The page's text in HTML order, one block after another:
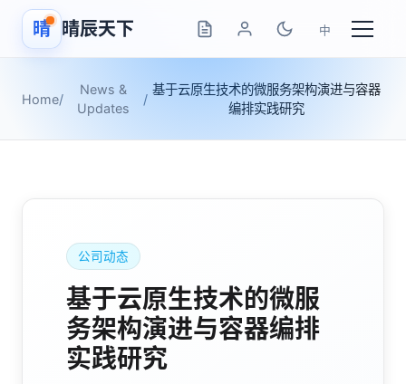
晴 晴辰天下 中
Home/
News &
Updates
/
基于云原生技术的微服务架构演进与容器
编排实践研究
公司动态
基于云原生技术的微服
务架构演进与容器编排
实践研究